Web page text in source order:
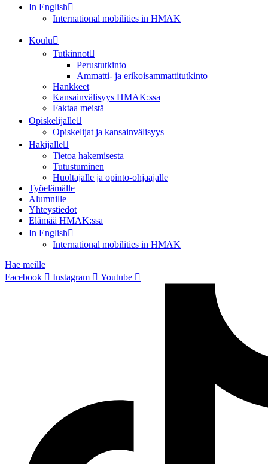
In English
International mobilities in HMAK
Koulu
Tutkinnot
Perustutkinto
Ammatti- ja erikoisammattitutkinto
Hankkeet
Kansainvälisyys HMAK:ssa
Faktaa meistä
Opiskelijalle
Opiskelijat ja kansainvälisyys
Hakijalle
Tietoa hakemisesta
Tutustuminen
Huoltajalle ja opinto-ohjaajalle
Työelämälle
Alumnille
Yhteystiedot
Elämää HMAK:ssa
In English
International mobilities in HMAK
Hae meille
Facebook
Instagram Youtube